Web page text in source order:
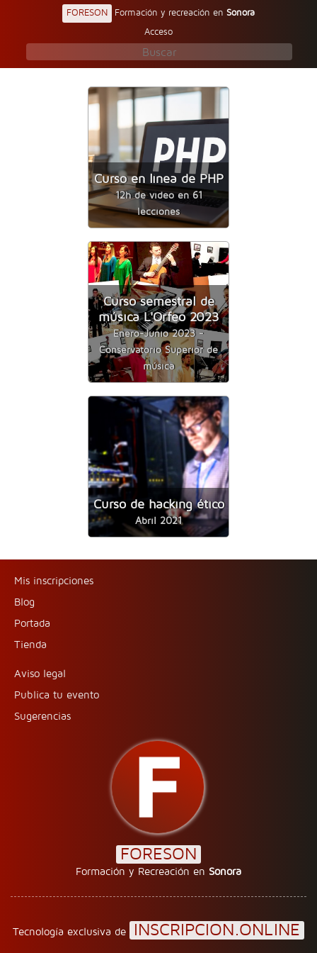
FORESON Formación y recreación en Sonora
Acceso
Curso en línea de PHP
12h de video en 61
lecciones
Curso semestral de
música L'Orfeo 2023
Enero-Junio 2023 -
Conservatorio Superior de
música
Curso de hacking ético
Abril 2021
Mis inscripciones
Blog
Portada
Tienda
Aviso legal
Publica tu evento
Sugerencias
FORESON
Formación y Recreación en Sonora
Tecnología exclusiva de INSCRIPCION.ONLINE